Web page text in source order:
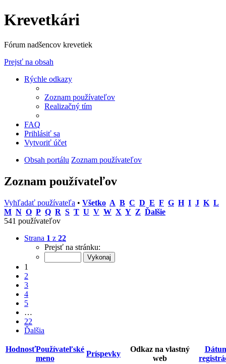
Krevetkári
Fórum nadšencov krevetiek
Prejsť na obsah
Rýchle odkazy
Zoznam používateľov
Realizačný tím
FAQ
Prihlásiť sa
Vytvoriť účet
Obsah portálu Zoznam používateľov
Zoznam používateľov
Vyhľadať používateľa • Všetko A B C D E F G H I J K L
M N O P Q R S T U V W X Y Z Ďalšie
541 používateľov
Strana 1 z 22
Prejsť na stránku:
1
2
3
4
5
…
22
Ďalšia
HodnosťPoužívateľské
meno
Príspevky
Odkaz na vlastný
web